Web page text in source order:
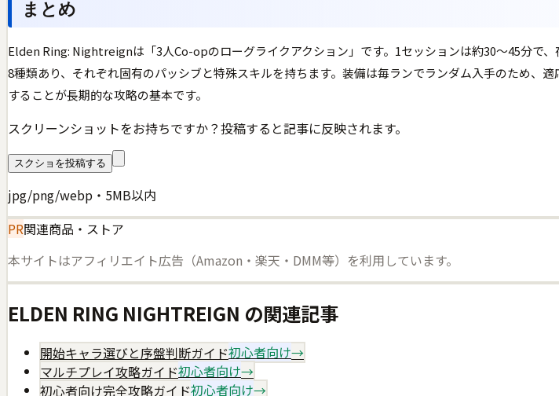
まとめ
Elden Ring: Nightreignは「3人Co-opのローグライクアクション」です。1セッションは約30〜45分で
8種類あり、それぞれ固有のパッシブと特殊スキルを持ちます。装備は毎ランでランダム入手のため、
することが長期的な攻略の基本です。
スクリーンショットをお持ちですか？投稿すると記事に反映されます。
スクショを投稿する
jpg/png/webp・5MB以内
PR関連商品・ストア
本サイトはアフィリエイト広告（Amazon・楽天・DMM等）を利用しています。
ELDEN RING NIGHTREIGN の関連記事
開始キャラ選びと序盤判断ガイド初心者向け→
マルチプレイ攻略ガイド初心者向け→
初心者向け完全攻略ガイド初心者向け→